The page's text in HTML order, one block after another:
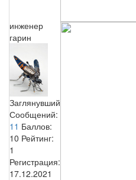
инженер
гарин
Заглянувший
Сообщений:
11 Баллов:
10 Рейтинг:
1
Регистрация:
17.12.2021